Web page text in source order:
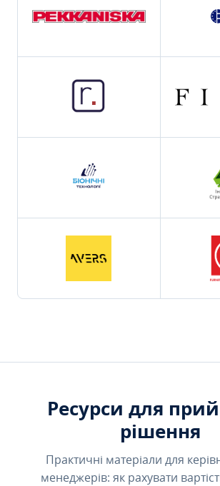
Ресурси для
рішення
Практичні матеріали для
менеджерів: як рахувати